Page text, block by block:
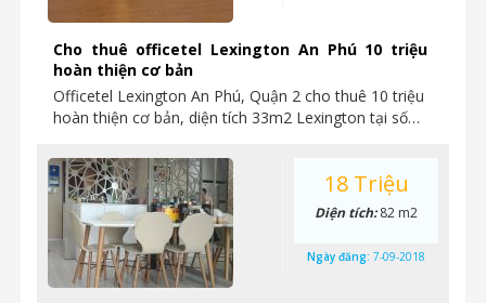
Cho thuê officetel Lexington An Phú 10 triệu
hoàn thiện cơ bản
Officetel Lexington An Phú, Quận 2 cho thuê 10 triệu
hoàn thiện cơ bản, diện tích 33m2 Lexington tại số…
18 Triệu
Diện tích:82 m2
Ngày đăng: 7-09-2018